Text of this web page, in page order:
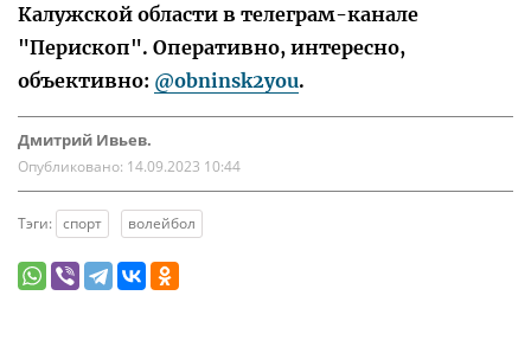
Калужской области в телеграм-канале
"Перископ". Оперативно, интересно,
объективно: @obninsk2you.
Дмитрий Ивьев.
Опубликовано: 14.09.2023 10:44
Тэги: спорт волейбол